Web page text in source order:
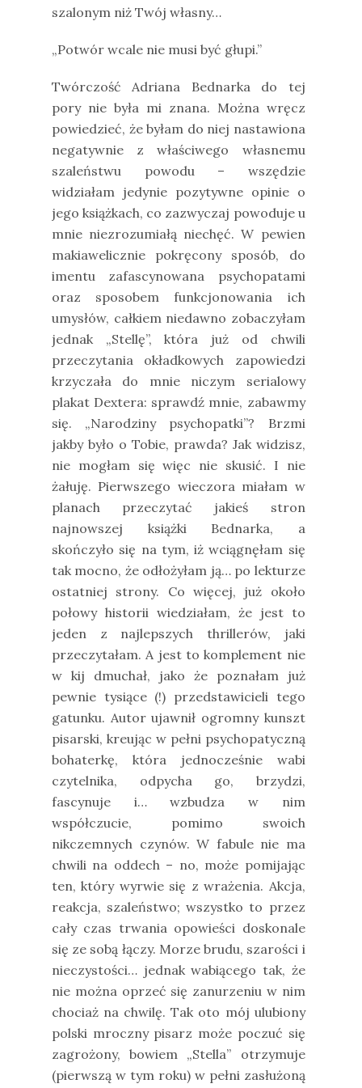
szalonym niż Twój własny…
„Potwór wcale nie musi być głupi.”
Twórczość Adriana Bednarka do tej
pory nie była mi znana. Można wręcz
powiedzieć, że byłam do niej nastawiona
negatywnie z właściwego własnemu
szaleństwu powodu – wszędzie
widziałam jedynie pozytywne opinie o
jego książkach, co zazwyczaj powoduje u
mnie niezrozumiałą niechęć. W pewien
makiawelicznie pokręcony sposób, do
imentu zafascynowana psychopatami
oraz sposobem funkcjonowania ich
umysłów, całkiem niedawno zobaczyłam
jednak „Stellę”, która już od chwili
przeczytania okładkowych zapowiedzi
krzyczała do mnie niczym serialowy
plakat Dextera: sprawdź mnie, zabawmy
się. „Narodziny psychopatki”? Brzmi
jakby było o Tobie, prawda? Jak widzisz,
nie mogłam się więc nie skusić. I nie
żałuję. Pierwszego wieczora miałam w
planach przeczytać jakieś stron
najnowszej książki Bednarka, a
skończyło się na tym, iż wciągnęłam się
tak mocno, że odłożyłam ją… po lekturze
ostatniej strony. Co więcej, już około
połowy historii wiedziałam, że jest to
jeden z najlepszych thrillerów, jaki
przeczytałam. A jest to komplement nie
w kij dmuchał, jako że poznałam już
pewnie tysiące (!) przedstawicieli tego
gatunku. Autor ujawnił ogromny kunszt
pisarski, kreując w pełni psychopatyczną
bohaterkę, która jednocześnie wabi
czytelnika, odpycha go, brzydzi,
fascynuje i… wzbudza w nim
współczucie, pomimo swoich
nikczemnych czynów. W fabule nie ma
chwili na oddech – no, może pomijając
ten, który wyrwie się z wrażenia. Akcja,
reakcja, szaleństwo; wszystko to przez
cały czas trwania opowieści doskonale
się ze sobą łączy. Morze brudu, szarości i
nieczystości… jednak wabiącego tak, że
nie można oprzeć się zanurzeniu w nim
chociaż na chwilę. Tak oto mój ulubiony
polski mroczny pisarz może poczuć się
zagrożony, bowiem „Stella” otrzymuje
(pierwszą w tym roku) w pełni zasłużoną